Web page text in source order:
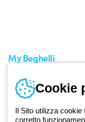
My Beghelli
Accedi o registrati
Formazione
Documentazione e
Iscriviti alla newsletter
Cookie
Il Sito utilizza
corretto